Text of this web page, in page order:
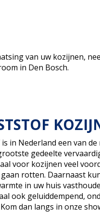
van uw kozijnen,
in Den Bosch.
in Nederland een van
gedeelte
voor kozijnen veel
rotten. Daarnaast
in uw huis
ook geluiddempend,
dan langs in onze